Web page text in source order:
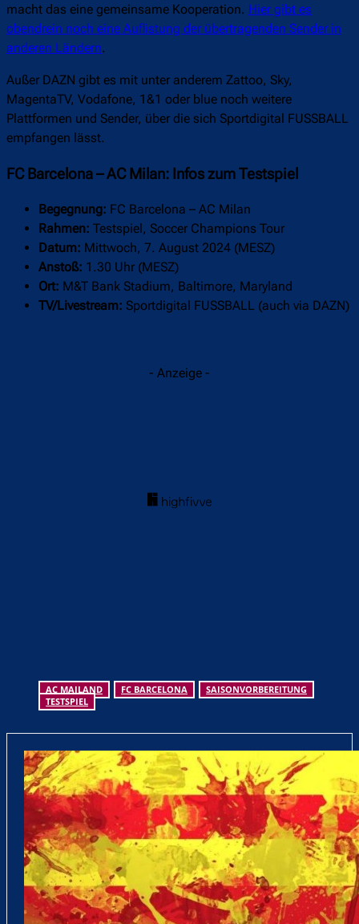
macht das eine gemeinsame Kooperation. Hier gibt es
obendrein noch eine Auflistung der übertragenden Sender in
anderen Ländern.
Außer DAZN gibt es mit unter anderem Zattoo, Sky,
MagentaTV, Vodafone, 1&1 oder blue noch weitere
Plattformen und Sender, über die sich Sportdigital FUSSBALL
empfangen lässt.
FC Barcelona – AC Milan: Infos zum Testspiel
Begegnung: FC Barcelona – AC Milan
Rahmen: Testspiel, Soccer Champions Tour
Datum: Mittwoch, 7. August 2024 (MESZ)
Anstoß: 1.30 Uhr (MESZ)
Ort: M&T Bank Stadium, Baltimore, Maryland
TV/Livestream: Sportdigital FUSSBALL (auch via DAZN)
- Anzeige -
AC MAILAND FC BARCELONA
SAISONVORBEREITUNG
TESTSPIEL